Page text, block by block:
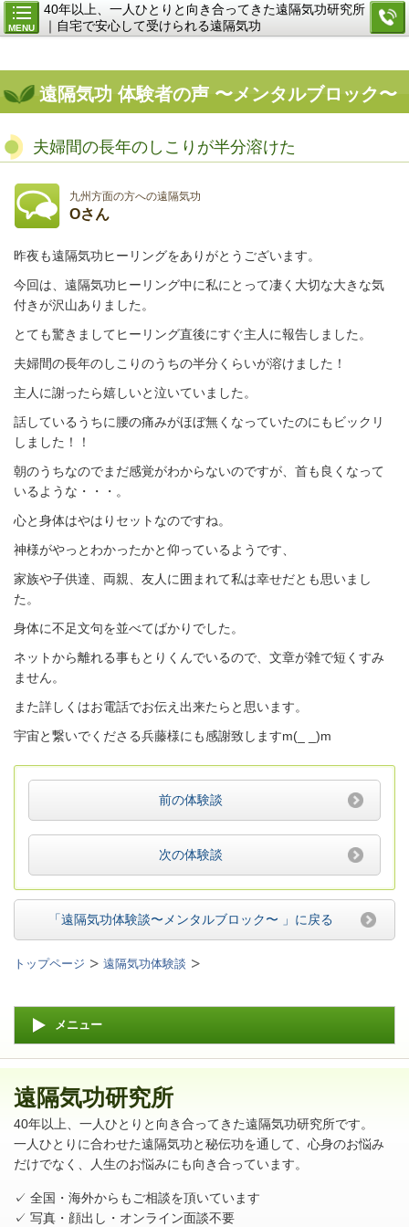
MENU
40年以上、一人ひとりと向き合ってきた遠隔気功研究所
｜自宅で安心して受けられる遠隔気功
遠隔気功 体験者の声 〜メンタルブロック〜
夫婦間の長年のしこりが半分溶けた
九州方面の方への遠隔気功
Oさん
昨夜も遠隔気功ヒーリングをありがとうございます。
今回は、遠隔気功ヒーリング中に私にとって凄く大切な大きな気
付きが沢山ありました。
とても驚きましてヒーリング直後にすぐ主人に報告しました。
夫婦間の長年のしこりのうちの半分くらいが溶けました！
主人に謝ったら嬉しいと泣いていました。
話しているうちに腰の痛みがほぼ無くなっていたのにもビックリ
しました！！
朝のうちなのでまだ感覚がわからないのですが、首も良くなって
いるような・・・。
心と身体はやはりセットなのですね。
神様がやっとわかったかと仰っているようです、
家族や子供達、両親、友人に囲まれて私は幸せだとも思いまし
た。
身体に不足文句を並べてばかりでした。
ネットから離れる事もとりくんでいるので、文章が雑で短くすみ
ません。
また詳しくはお電話でお伝え出来たらと思います。
宇宙と繋いでくださる兵藤様にも感謝致しますm(_ _)m
前の体験談
次の体験談
「遠隔気功体験談〜メンタルブロック〜 」 に戻る
トップページ 遠隔気功体験談
メニュー
遠隔気功研究所
40年以上、一人ひとりと向き合ってきた遠隔気功研究所です。
一人ひとりに合わせた遠隔気功と秘伝功を通して、心身のお悩み
だけでなく、人生のお悩みにも向き合っています。
✓ 全国・海外からもご相談を頂いています
✓ 写真・顔出し・オンライン面談不要